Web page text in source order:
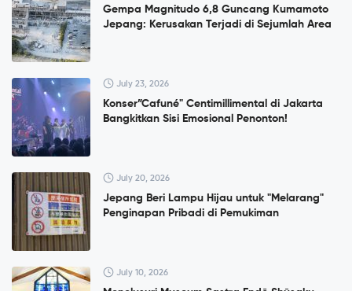
Gempa Magnitudo 6,8 Guncang Kumamoto
Jepang: Kerusakan Terjadi di Sejumlah Area
July 23, 2026
Konser”Cafuné" Centimillimental di Jakarta
Bangkitkan Sisi Emosional Penonton!
July 20, 2026
Jepang Beri Lampu Hijau untuk "Melarang"
Penginapan Pribadi di Pemukiman
July 10, 2026